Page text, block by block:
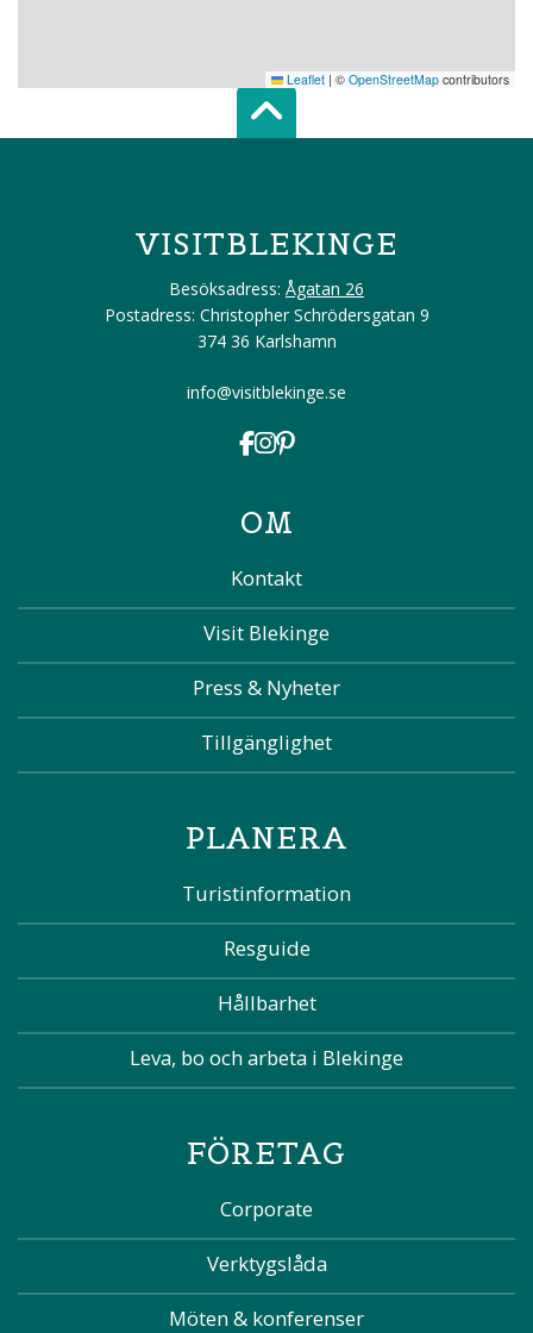
Leaflet | © OpenStreetMap contributors
Scroll top of
VISITBLEKINGE
Besöksadress: Ågatan 26
Postadress: Christopher Schrödersgatan 9
374 36 Karlshamn
info@visitblekinge.se
OM
Kontakt
Visit Blekinge
Press & Nyheter
Tillgänglighet
PLANERA
Turistinformation
Resguide
Hållbarhet
Leva, bo och arbeta i Blekinge
FÖRETAG
Corporate
Verktygslåda
Möten & konferenser